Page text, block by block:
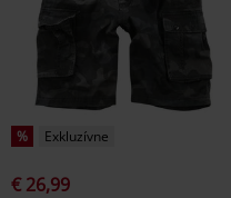
% Exkluzívne
€ 26,99